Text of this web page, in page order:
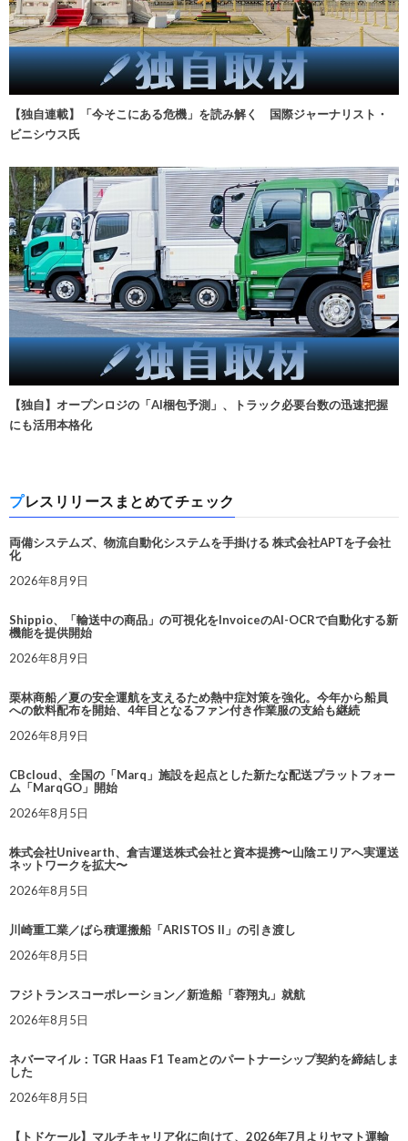
【独自連載】「今そこにある危機」を読み解く 国際ジャーナリスト・
ビニシウス氏
【独自】オープンロジの「AI梱包予測」、トラック必要台数の迅速把握
にも活用本格化
プレスリリースまとめてチェック
両備システムズ、物流自動化システムを手掛ける 株式会社APTを子会社
化
2026年8月9日
Shippio、「輸送中の商品」の可視化をInvoiceのAI-OCRで自動化する新
機能を提供開始
2026年8月9日
栗林商船／夏の安全運航を支えるため熱中症対策を強化。今年から船員
への飲料配布を開始、4年目となるファン付き作業服の支給も継続
2026年8月9日
CBcloud、全国の「Marq」施設を起点とした新たな配送プラットフォー
ム「MarqGO」開始
2026年8月5日
株式会社Univearth、倉吉運送株式会社と資本提携〜山陰エリアへ実運送
ネットワークを拡大〜
2026年8月5日
川崎重工業／ばら積運搬船「ARISTOS II」の引き渡し
2026年8月5日
フジトランスコーポレーション／新造船「蓉翔丸」就航
2026年8月5日
ネバーマイル：TGR Haas F1 Teamとのパートナーシップ契約を締結しま
した
2026年8月5日
【トドケール】マルチキャリア化に向けて、2026年7月よりヤマト運輸